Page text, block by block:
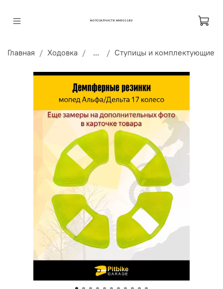
МОТОЗАПЧАСТИ MKROSS.RU
Главная Ходовка ... Ступицы и комплектующие